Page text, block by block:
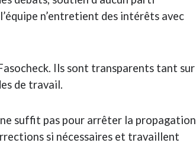
n’entretient des intérêts avec
Ils sont transparents tant sur
de travail.
suffit pas pour arrêter la propagation
si nécessaires et travaillent